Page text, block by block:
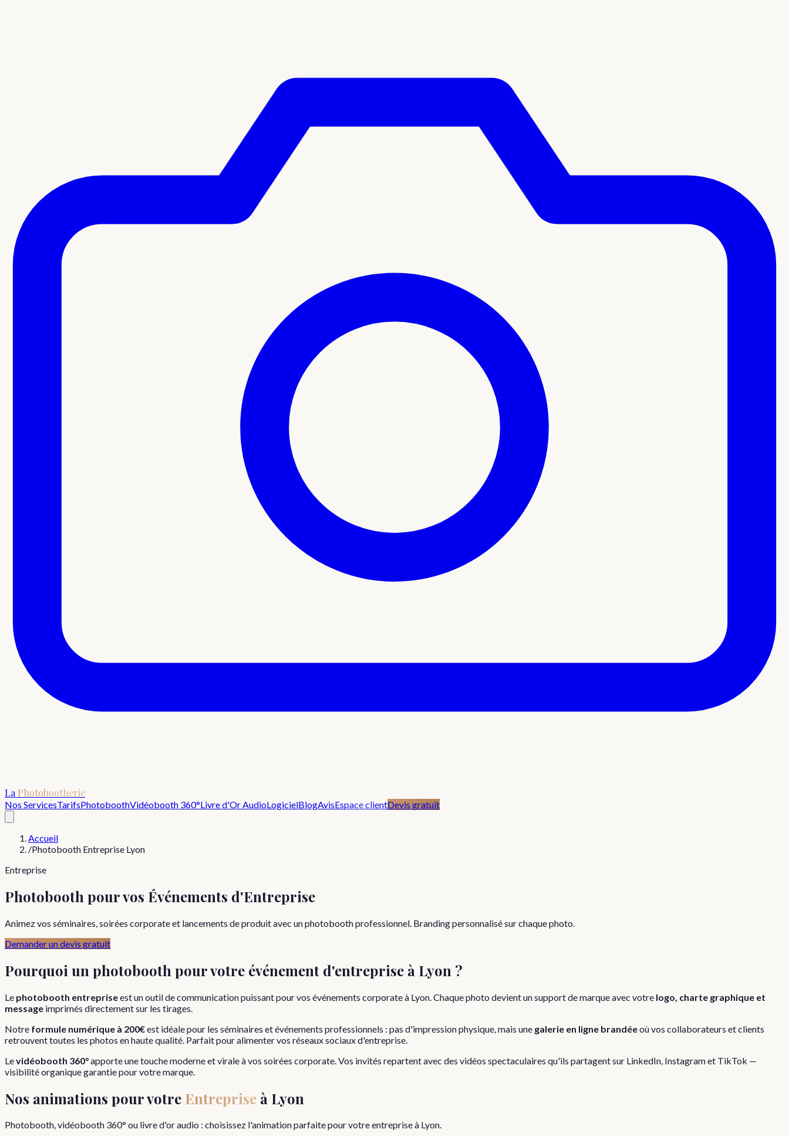
La Photobootherie
Nos ServicesTarifsPhotoboothVidéobooth 360°Livre d'Or AudioLogicielBlogAvisEspace clientDevis gratuit
Accueil
/Photobooth Entreprise Lyon
Entreprise
Photobooth pour vos Événements d'Entreprise
Animez vos séminaires, soirées corporate et lancements de produit avec un photobooth professionnel. Branding personnalisé sur chaque photo.
Demander un devis gratuit
Pourquoi un photobooth pour votre événement d'entreprise à Lyon ?
Le photobooth entrepriseest un outil de communication puissant pour vos événements corporate à Lyon. Chaque photo devient un support de marque avec votre logo, charte graphique et
message imprimés directement sur les tirages.
Notre formule numérique à 200€est idéale pour les séminaires et événements professionnels : pas d'impression physique, mais une galerie en ligne brandéeoù vos collaborateurs et clients
retrouvent toutes les photos en haute qualité. Parfait pour alimenter vos réseaux sociaux d'entreprise.
Levidéobooth 360°apporte une touche moderne et virale à vos soirées corporate. Vos invités repartent avec des vidéos spectaculaires qu'ils partagent sur LinkedIn, Instagram et TikTok —
visibilité organique garantie pour votre marque.
Nos animations pour votre Entreprise à Lyon
Photobooth, vidéobooth 360° ou livre d'or audio : choisissez l'animation parfaite pour votreentrepriseà Lyon.